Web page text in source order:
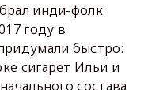
инди-фолк
году в
быстро:
сигарет Ильи и
состава